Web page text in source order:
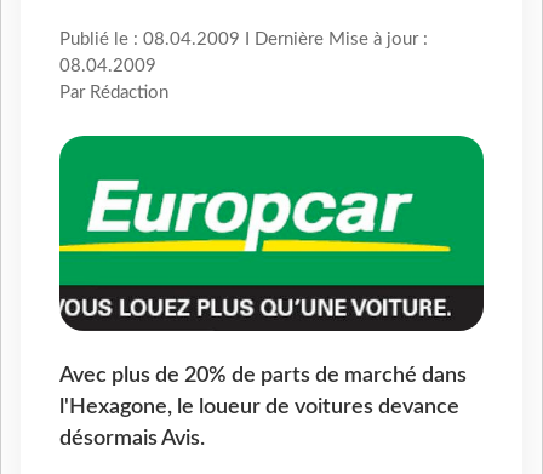
Publié le : 08.04.2009 I Dernière Mise à jour :
08.04.2009
Par Rédaction
Avec plus de 20% de parts de marché dans
l'Hexagone, le loueur de voitures devance
désormais Avis.